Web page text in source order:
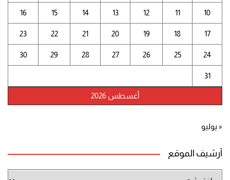
أغسطس 2026
10
11
12
13
14
15
16
17
18
19
20
21
22
23
24
25
26
27
28
29
30
31
« يوليو
أرشيف الموقع